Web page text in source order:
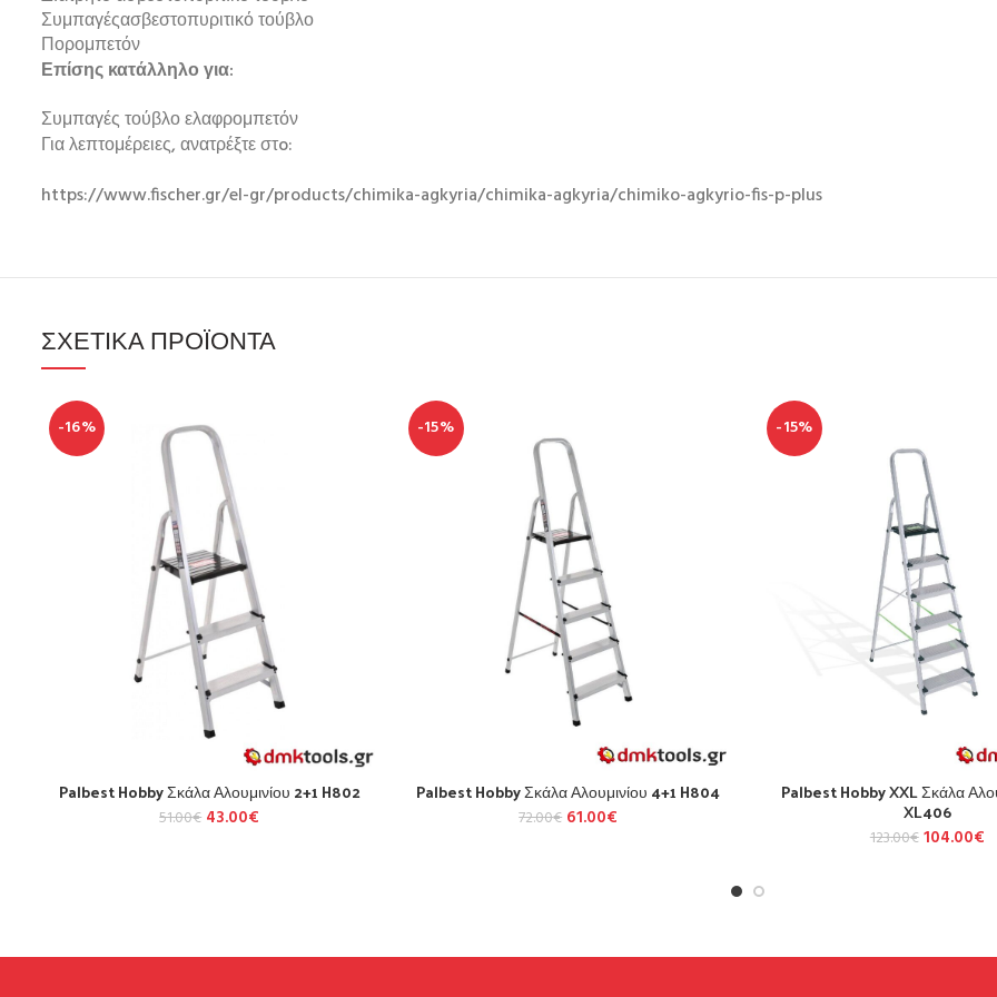
Συμπαγέςασβεστοπυριτικό τούβλο
Πορομπετόν
Επίσης κατάλληλο για:
Συμπαγές τούβλο ελαφρομπετόν
Για λεπτομέρειες, ανατρέξτε στo:
https://www.fischer.gr/el-gr/products/chimika-agkyria/chimika-agkyria/chimiko-agkyrio-fis-p-plus
ΣΧΕΤΙΚΆ ΠΡΟΪΌΝΤΑ
-16%
Palbest Hobby Σκάλα Αλουμινίου 2+1 H802
51.00€ 43.00€
-15%
Palbest Hobby Σκάλα Αλουμινίου 4+1 H804
72.00€ 61.00€
-15%
Palbest Hobby XXL Σκάλα
XL406
123.00€ 104.00€